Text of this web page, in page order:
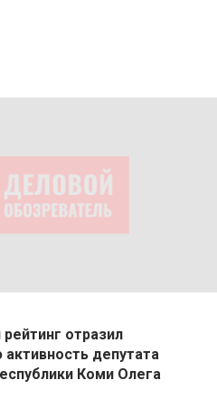
отразил
активность депутата
Коми Олега